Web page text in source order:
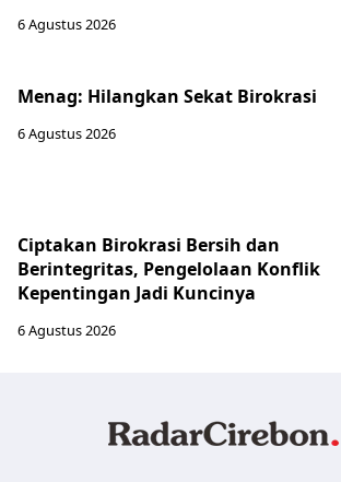
6 Agustus 2026
Menag: Hilangkan Sekat Birokrasi
6 Agustus 2026
Ciptakan Birokrasi Bersih dan
Berintegritas, Pengelolaan Konflik
Kepentingan Jadi Kuncinya
6 Agustus 2026